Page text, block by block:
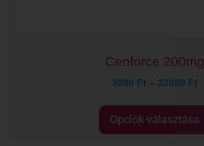
Cenforce 200mg
3990 Ft – 32090 Ft
Opciók választása